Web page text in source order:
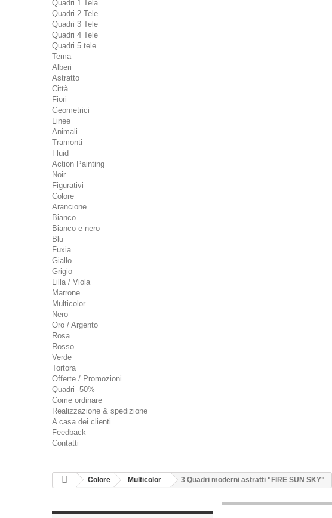
Quadri 1 Tela
Quadri 2 Tele
Quadri 3 Tele
Quadri 4 Tele
Quadri 5 tele
Tema
Alberi
Astratto
Città
Fiori
Geometrici
Linee
Animali
Tramonti
Fluid
Action Painting
Noir
Figurativi
Colore
Arancione
Bianco
Bianco e nero
Blu
Fuxia
Giallo
Grigio
Lilla / Viola
Marrone
Multicolor
Nero
Oro / Argento
Rosa
Rosso
Verde
Tortora
Offerte / Promozioni
Quadri -50%
Come ordinare
Realizzazione & spedizione
A casa dei clienti
Feedback
Contatti
Colore Multicolor 3 Quadri moderni astratti "FIRE SUN SKY"